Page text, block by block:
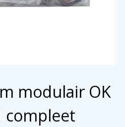
modulair OK
compleet